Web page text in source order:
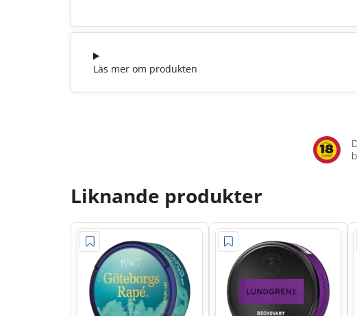
Läs mer om produkten
Liknande produkter